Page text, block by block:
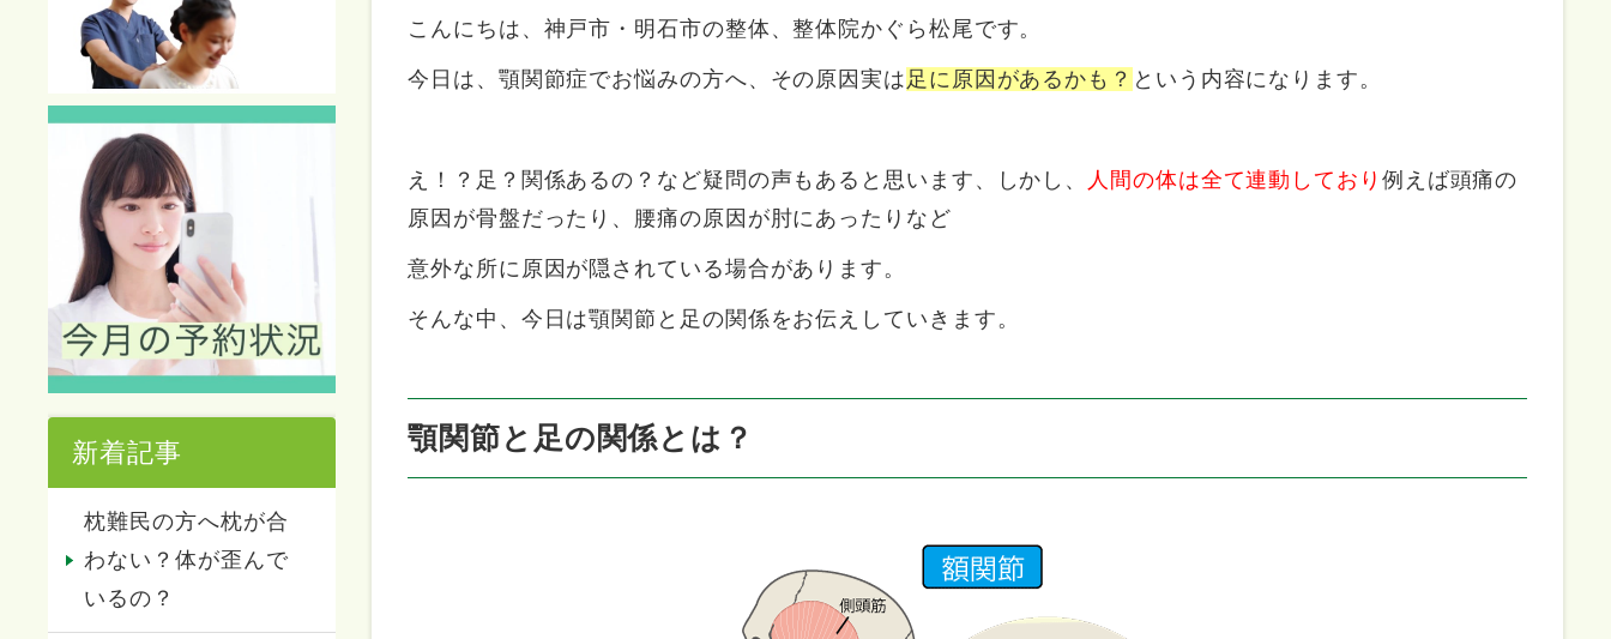
こんにちは、神戸市・明石市の整体、整体院かぐら松尾です。
今日は、顎関節症でお悩みの方へ、その原因実は 足に原因があるかも？ という内容になります。
え！？足？関係あるの？など疑問の声もあると思います、しかし、 人間の体は全て連動しており 例えば頭痛の
原因が骨盤だったり、腰痛の原因が肘にあったりなど
意外な所に原因が隠されている場合があります。
そんな中、今日は顎関節と足の関係をお伝えしていきます。
顎関節と足の関係とは？
新着記事
枕難民の方へ枕が合
わない？体が歪んで
いるの？